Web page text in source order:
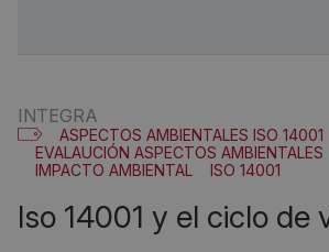
INTEGRA
ASPECTOS AMBIENTALES ISO 14001
EVALAUCIÓN ASPECTOS AMBIENTALES
IMPACTO AMBIENTAL
ISO 14001
iso 14001 y el ciclo de